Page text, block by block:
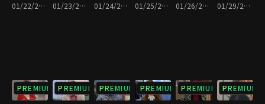
01/22/2024 • 34분 01/23/2024 • 33분 01/24/2024 • 32분 01/25/2024 • 33분 01/26/2024 • 32분 01/29/2024 • 33분
PREMIUM PREMIUM PREMIUM PREMIUM PREMIUM PREMIUM